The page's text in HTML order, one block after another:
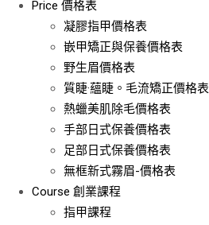
Price 價格表
凝膠指甲價格表
嵌甲矯正與保養價格表
野生眉價格表
質睫·蘊睫。毛流矯正價格表
熱蠟美肌除毛價格表
手部日式保養價格表
足部日式保養價格表
無框新式霧眉-價格表
Course 創業課程
指甲課程